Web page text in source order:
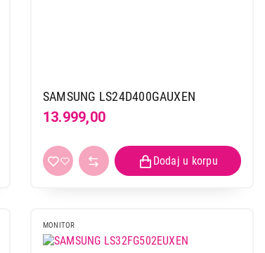
SAMSUNG LS24D400GAUXEN
13.999,00
MONITOR